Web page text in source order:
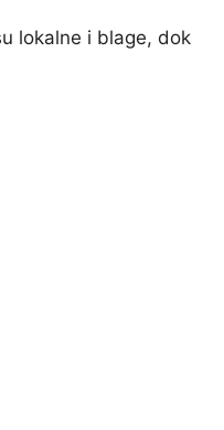
lokalne i blage, dok